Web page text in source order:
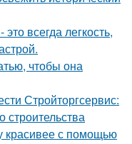
всегда легкость,
чтобы она
Стройторгсервис:
строительства
красивее с помощью